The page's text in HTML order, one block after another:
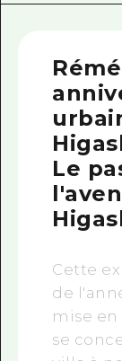
Le
Cette
de
mise
se